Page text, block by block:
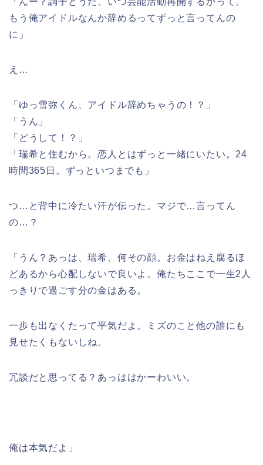
もう俺アイドルなんか辞めるってずっと言ってんの
に」
え…
「ゆっ雪弥くん、アイドル辞めちゃうの！？」
「うん」
「どうして！？」
「瑞希と住むから。恋人とはずっと一緒にいたい。24
時間365日。ずっといつまでも」
つ…と背中に冷たい汗が伝った。マジで…言ってん
の…？
「うん？あっは、瑞希、何その顔。お金はねえ腐るほ
どあるから心配しないで良いよ。俺たちここで一生2人
っきりで過ごす分の金はある。
一歩も出なくたって平気だよ。ミズのこと他の誰にも
見せたくもないしね。
冗談だと思ってる？あっははかーわいい。
俺は本気だよ」